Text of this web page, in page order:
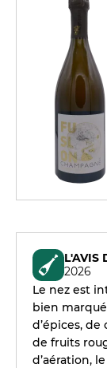
L'AVIS
2026
Le nez est
bien
d’épices,
de fruits
d’aération,